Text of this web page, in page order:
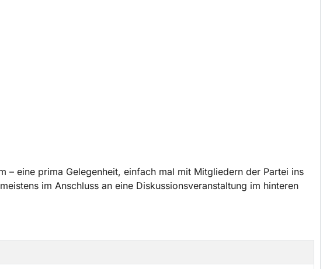
– eine prima Gelegenheit, einfach mal mit Mitgliedern der Partei ins
im Anschluss an eine Diskussionsveranstaltung im hinteren